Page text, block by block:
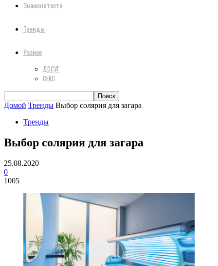
Знаменитости
Тренды
Разное
ДОСУГ
СЕКС
Домой Тренды Выбор солярия для загара
Тренды
Выбор солярия для загара
25.08.2020
0
1005